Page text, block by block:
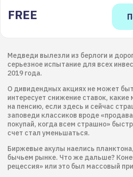
FREE
Медведи вылезли из берлоги и
серьезное испытание для всех
2019 года.
О дивидендных акциях не может
интересует снижение ставок, какие
на пенсию, если здесь и сейчас
заповеди классиков вроде
покупай, когда всем страшно»
счет стал уменьшаться.
Биржевые акулы наелись
бычьем рынке. Что же дальше?
рецессия» или это был массовый